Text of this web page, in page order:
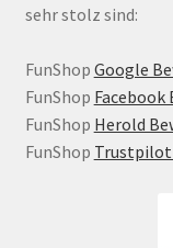
sehr stolz sind:
FunShop Google
FunShop Facebook
FunShop Herold
FunShop Trustpilot